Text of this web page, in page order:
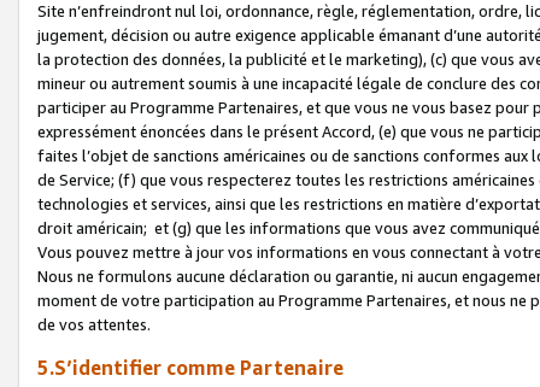
Site n’enfreindront nul loi, ordonnance, règle, réglementation, ordre,
jugement, décision ou autre exigence applicable émanant d’une
la protection des données, la publicité et le marketing), (c) que vous
mineur ou autrement soumis à une incapacité légale de conclure des
participer au Programme Partenaires, et que vous ne vous basez
expressément énoncées dans le présent Accord, (e) que vous ne
faites l’objet de sanctions américaines ou de sanctions conformes
de Service; (f) que vous respecterez toutes les restrictions
technologies et services, ainsi que les restrictions en matière
droit américain; et (g) que les informations que vous avez
Vous pouvez mettre à jour vos informations en vous connectant à
Nous ne formulons aucune déclaration ou garantie, ni aucun
moment de votre participation au Programme Partenaires, et nous
de vos attentes.
5.S’identifier comme Partenaire